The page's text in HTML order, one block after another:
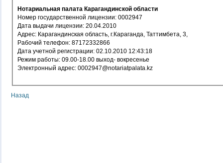
Нотариальная палата Карагандинской области
Номер государственной лицензии: 0002947
Дата выдачи лицензии: 20.04.2010
Адрес: Карагандинская область, г.Караганда, Таттимбета, 3,
Рабочий телефон: 87172332866
Дата учетной регистрации: 02.10.2010 12:43:18
Режим работы: 09.00-18.00 выход- вокресенье
Электронный адрес: 0002947@notariatpalata.kz
Назад